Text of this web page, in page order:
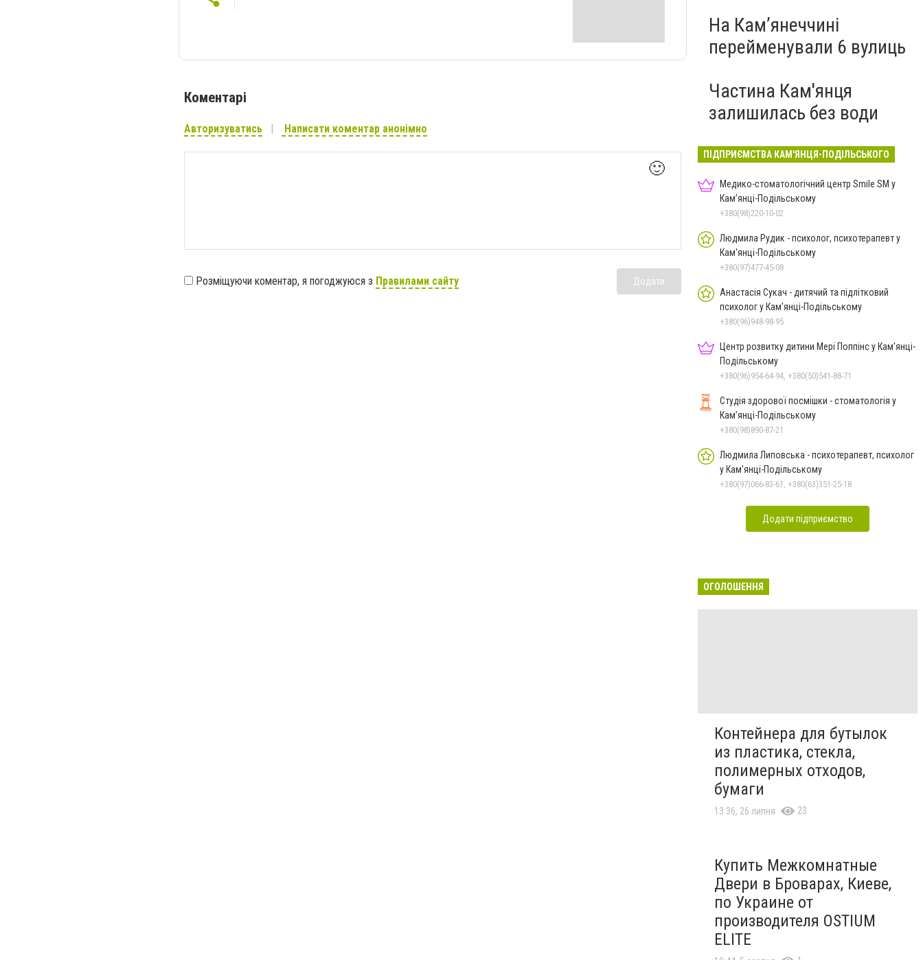
Коментарі
Авторизуватись Написати коментар анонімно
🙂
Розміщуючи коментар, я погоджуюся з Правилами сайту Додати
На Камʼянеччині
перейменували 6 вулиць
Частина Кам'янця
залишилась без води
ПІДПРИЄМСТВА КАМ'ЯНЦЯ-ПОДІЛЬСЬКОГО
Медико-стоматологічний центр Smile SM у
Кам’янці-Подільському
+380(98)220-10-02
Людмила Рудик - психолог, психотерапевт у
Кам'янці-Подільському
+380(97)477-45-08
Анастасія Сукач - дитячий та підлітковий
психолог у Кам'янці-Подільському
+380(96)948-98-95
Центр розвитку дитини Мері Поппінс у Кам'янці-
Подільському
+380(96)954-64-94, +380(50)541-88-71
Студія здорової посмішки - стоматологія у
Кам’янці-Подільському
+380(98)890-87-21
Людмила Липовська - психотерапевт, психолог
у Кам'янці-Подільському
+380(97)066-83-61, +380(63)351-25-18
Додати підприємство
ОГОЛОШЕННЯ
Контейнера для бутылок
из пластика, стекла,
полимерных отходов,
бумаги
13:36, 26 липня 23
Купить Межкомнатные
Двери в Броварах, Киеве,
по Украине от
производителя OSTIUM
ELITE